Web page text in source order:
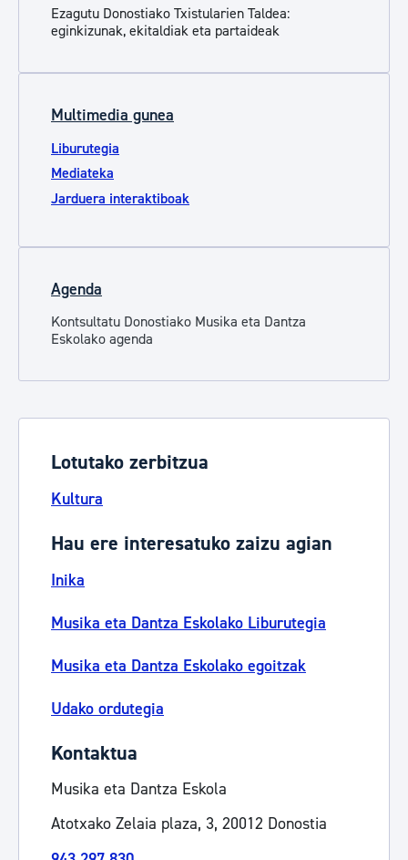
Ezagutu Donostiako Txistularien Taldea:
eginkizunak, ekitaldiak eta partaideak
Multimedia gunea
Liburutegia
Mediateka
Jarduera interaktiboak
Agenda
Kontsultatu Donostiako Musika eta Dantza
Eskolako agenda
Lotutako zerbitzua
Kultura
Hau ere interesatuko zaizu agian
Inika
Musika eta Dantza Eskolako Liburutegia
Musika eta Dantza Eskolako egoitzak
Udako ordutegia
Kontaktua
Musika eta Dantza Eskola
Atotxako Zelaia plaza, 3, 20012 Donostia